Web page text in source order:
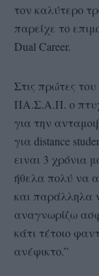
τον καλύτερο
παρείχε το
Dual Career.
Στις πρώτες
ΠΑ.Σ.Α.Π. ο
για την
για distance
ειναι 3 χρόνια
ήθελα πολύ να
και παράλληλα
αναγνωρίζω
κάτι τέτοιο
ανέφικτο.”